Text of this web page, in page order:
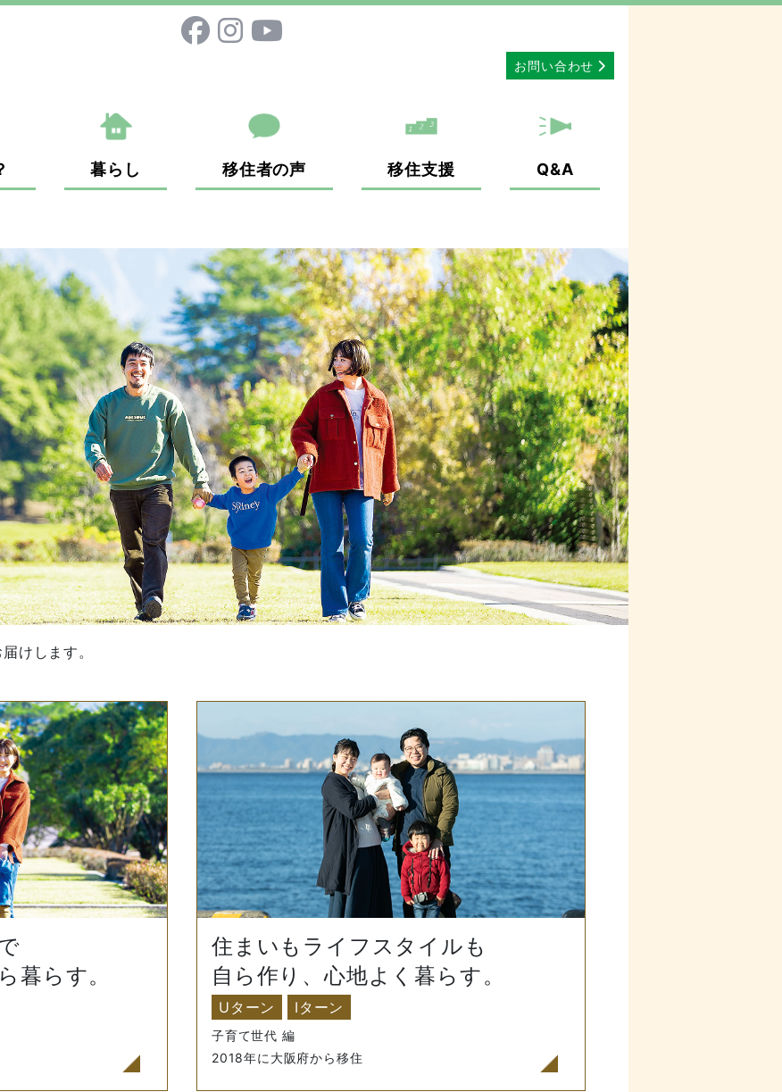
お問い合わせ
暮らし 移住者の声 移住支援 Q&A
けします。
暮らす。
住まいもライフスタイルも
自ら作り、心地よく暮らす。
Uターン Iターン
子育て世代 編
2018年に大阪府から移住